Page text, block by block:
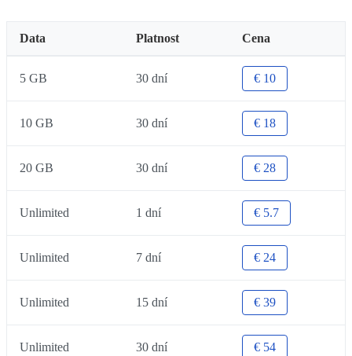
Data Platnost Cena
5 GB 30 dní € 10
10 GB 30 dní € 18
20 GB 30 dní € 28
Unlimited 1 dní € 5.7
Unlimited 7 dní € 24
Unlimited 15 dní € 39
Unlimited 30 dní € 54